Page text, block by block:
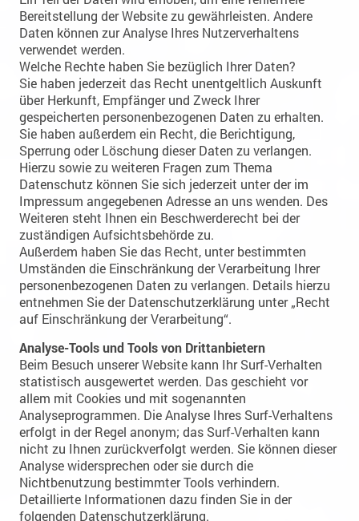
Bereitstellung der Website zu gewährleisten. Andere
Daten können zur Analyse Ihres Nutzerverhaltens
verwendet werden.
Welche Rechte haben Sie bezüglich Ihrer Daten?
Sie haben jederzeit das Recht unentgeltlich Auskunft
über Herkunft, Empfänger und Zweck Ihrer
gespeicherten personenbezogenen Daten zu erhalten.
Sie haben außerdem ein Recht, die Berichtigung,
Sperrung oder Löschung dieser Daten zu verlangen.
Hierzu sowie zu weiteren Fragen zum Thema
Datenschutz können Sie sich jederzeit unter der im
Impressum angegebenen Adresse an uns wenden. Des
Weiteren steht Ihnen ein Beschwerderecht bei der
zuständigen Aufsichtsbehörde zu.
Außerdem haben Sie das Recht, unter bestimmten
Umständen die Einschränkung der Verarbeitung Ihrer
personenbezogenen Daten zu verlangen. Details hierzu
entnehmen Sie der Datenschutzerklärung unter „Recht
auf Einschränkung der Verarbeitung“.
Analyse-Tools und Tools von Drittanbietern
Beim Besuch unserer Website kann Ihr Surf-Verhalten
statistisch ausgewertet werden. Das geschieht vor
allem mit Cookies und mit sogenannten
Analyseprogrammen. Die Analyse Ihres Surf-Verhaltens
erfolgt in der Regel anonym; das Surf-Verhalten kann
nicht zu Ihnen zurückverfolgt werden. Sie können dieser
Analyse widersprechen oder sie durch die
Nichtbenutzung bestimmter Tools verhindern.
Detaillierte Informationen dazu finden Sie in der
folgenden Datenschutzerklärung.